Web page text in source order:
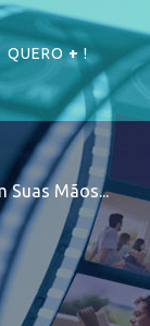
QUERO+!
Suas Mãos...